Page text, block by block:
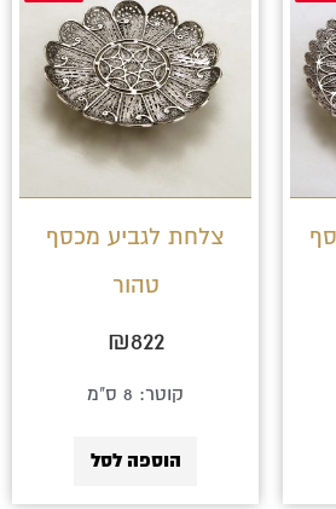
צלחת לגביע מכסף
טהור
₪822
קוטר: 8 ס"מ
הוספה לסל